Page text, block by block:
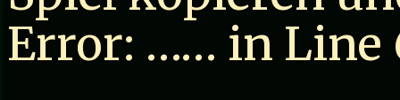
Error: …… in Line